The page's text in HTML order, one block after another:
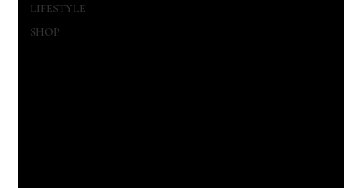
LIFESTYLE
SHOP